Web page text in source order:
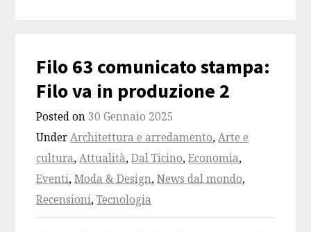
Filo 63 comunicato stampa:
Filo va in produzione 2
Posted on30 Gennaio 2025
UnderArchitettura e arredamento,Arte e
cultura,Attualità,Dal Ticino,Economia,
Eventi,Moda & Design,News dal mondo,
Recensioni,Tecnologia